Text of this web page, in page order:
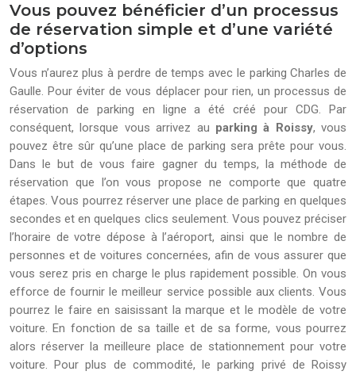
Vous pouvez bénéficier d’un processus
de réservation simple et d’une variété
d’options
Vous n’aurez plus à perdre de temps avec le parking Charles de
Gaulle. Pour éviter de vous déplacer pour rien, un processus de
réservation de parking en ligne a été créé pour CDG. Par
conséquent, lorsque vous arrivez au parking à Roissy, vous
pouvez être sûr qu’une place de parking sera prête pour vous.
Dans le but de vous faire gagner du temps, la méthode de
réservation que l’on vous propose ne comporte que quatre
étapes. Vous pourrez réserver une place de parking en quelques
secondes et en quelques clics seulement. Vous pouvez préciser
l’horaire de votre dépose à l’aéroport, ainsi que le nombre de
personnes et de voitures concernées, afin de vous assurer que
vous serez pris en charge le plus rapidement possible. On vous
efforce de fournir le meilleur service possible aux clients. Vous
pourrez le faire en saisissant la marque et le modèle de votre
voiture. En fonction de sa taille et de sa forme, vous pourrez
alors réserver la meilleure place de stationnement pour votre
voiture. Pour plus de commodité, le parking privé de Roissy